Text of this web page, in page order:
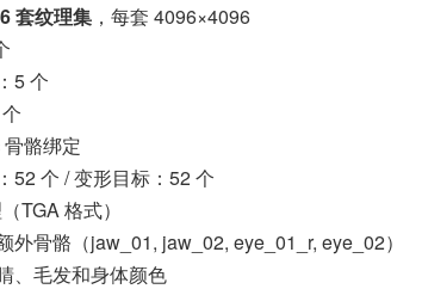
6 套纹理集 ，每套 4096×4096
5 个
骼绑定
52 个 / 变形目标：52 个
TGA 格式）
外骨骼（jaw_01, jaw_02, eye_01_r, eye_02）
、毛发和身体颜色